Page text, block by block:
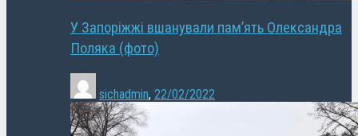
У Запоріжжі вшанували пам’ять Олександра
Поляка (фото)
sichadmin, 22/02/2022